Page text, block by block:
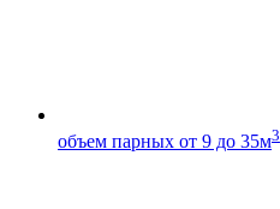
объем парных от 9 до 35м3